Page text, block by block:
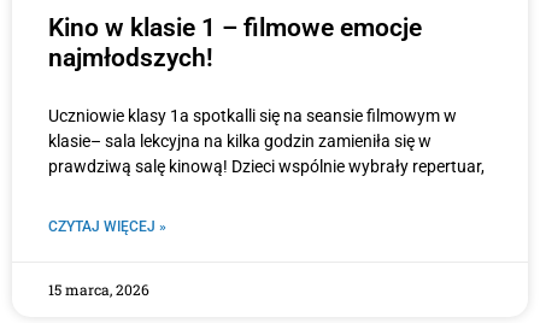
Kino w klasie 1 – filmowe emocje
najmłodszych!
Uczniowie klasy 1a spotkalli się na seansie filmowym w
klasie– sala lekcyjna na kilka godzin zamieniła się w
prawdziwą salę kinową! Dzieci wspólnie wybrały repertuar,
CZYTAJ WIĘCEJ »
15 marca, 2026